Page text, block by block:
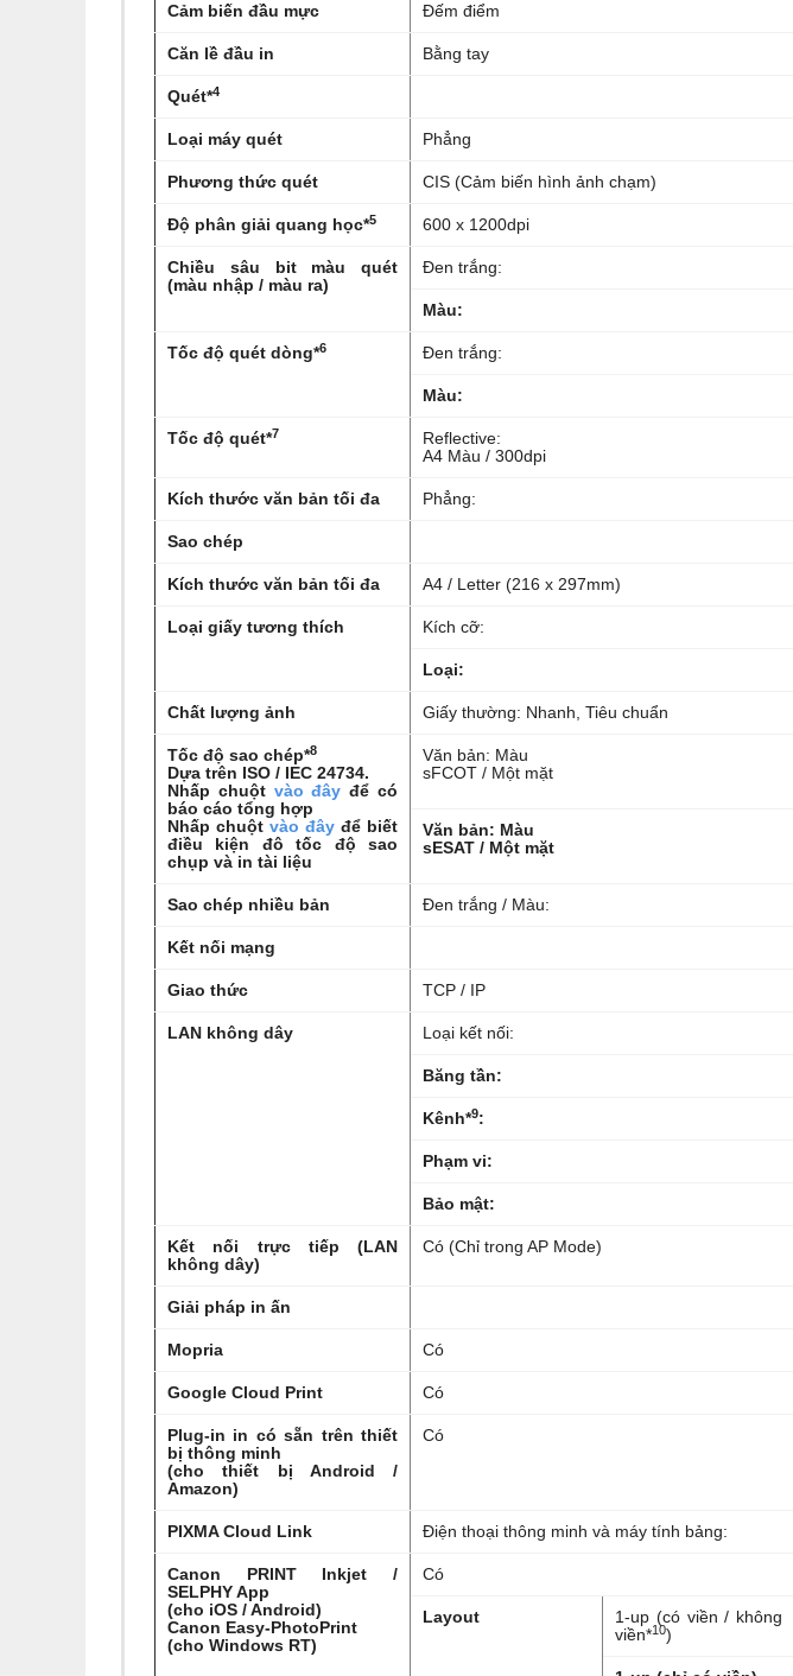
Cảm biến đầu mực Đếm điểm
Căn lề đầu in Bằng tay
Quét*4
Loại máy quét Phẳng
Phương thức quét CIS (Cảm biến hình ảnh chạm)
Độ phân giải quang học*5 600 x 1200dpi
Chiều sâu bit màu quét
(màu nhập / màu ra)
Đen trắng:
Màu:
Tốc độ quét dòng*6 Đen trắng:
Màu:
Tốc độ quét*7
Reflective:
A4 Màu / 300dpi
Kích thước văn bản tối đa Phẳng:
Sao chép
Kích thước văn bản tối đa A4 / Letter (216 x 297mm)
Loại giấy tương thích Kích cỡ:
Loại:
Chất lượng ảnh Giấy thường: Nhanh, Tiêu chuẩn
Tốc độ sao chép*8
Dựa trên ISO / IEC 24734.
Nhấp chuột vào đây để có
báo cáo tổng hợp
Nhấp chuột vào đây để biết
điều kiện đô tốc độ sao
chụp và in tài liệu
Văn bản: Màu
sFCOT / Một mặt
Văn bản: Màu
sESAT / Một mặt
Sao chép nhiều bản Đen trắng / Màu:
Kết nối mạng
Giao thức TCP / IP
LAN không dây Loại kết nối:
Băng tần:
Kênh*9:
Phạm vi:
Bảo mật:
Kết nối trực tiếp (LAN
không dây)
Có (Chỉ trong AP Mode)
Giải pháp in ấn
Mopria Có
Google Cloud Print Có
Plug-in in có sẵn trên thiết
bị thông minh
(cho thiết bị Android /
Amazon)
Có
PIXMA Cloud Link Điện thoại thông minh và máy tính bảng:
Canon PRINT Inkjet /
SELPHY App
(cho iOS / Android)
Canon Easy-PhotoPrint
(cho Windows RT)
Có
Layout
1-up (có viền / không
viền*10)